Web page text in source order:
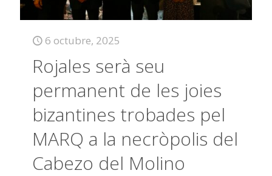
6 octubre, 2025
Rojales serà seu
permanent de les joies
bizantines trobades pel
MARQ a la necròpolis del
Cabezo del Molino